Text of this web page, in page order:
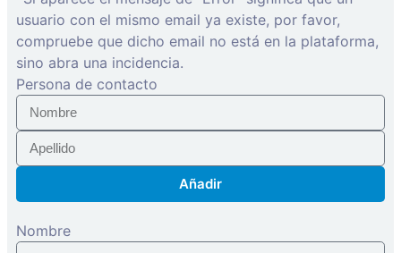
usuario con el mismo email ya existe, por favor,
compruebe que dicho email no está en la plataforma,
sino abra una incidencia.
Persona de contacto
Añadir
Nombre